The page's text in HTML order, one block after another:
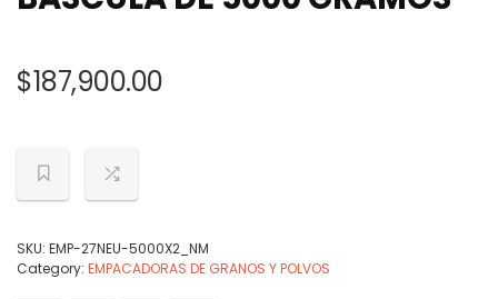
$187,900.00
SKU: EMP-27NEU-5000X2_NM
Category: EMPACADORAS DE GRANOS Y POLVOS